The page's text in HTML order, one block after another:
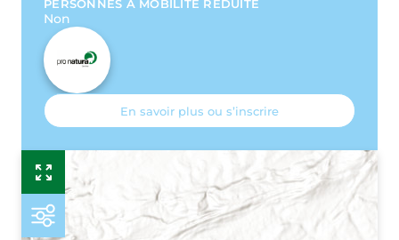
PERSONNES À MOBILITÉ RÉDUITE
Non
En savoir plus ou s’inscrire